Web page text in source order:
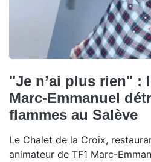
"Je n’ai plus rien" :
Marc-Emmanuel
flammes au Salève
Le Chalet de la Croix,
animateur de TF1 Marc-